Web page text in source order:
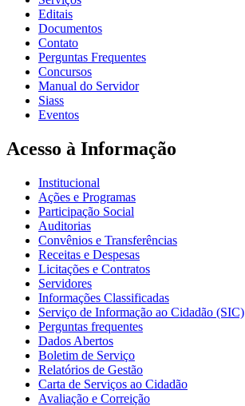
Editais
Documentos
Contato
Perguntas Frequentes
Concursos
Manual do Servidor
Siass
Eventos
Acesso à Informação
Institucional
Ações e Programas
Participação Social
Auditorias
Convênios e Transferências
Receitas e Despesas
Licitações e Contratos
Servidores
Informações Classificadas
Serviço de Informação ao Cidadão (SIC)
Perguntas frequentes
Dados Abertos
Boletim de Serviço
Relatórios de Gestão
Carta de Serviços ao Cidadão
Avaliação e Correição